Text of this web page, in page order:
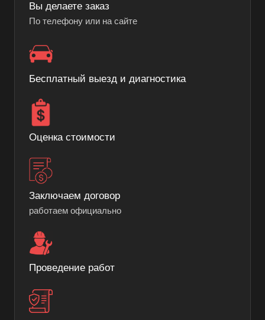
Вы делаете заказ
По телефону или на сайте
Бесплатный выезд и диагностика
Оценка стоимости
Заключаем договор
работаем официально
Проведение работ